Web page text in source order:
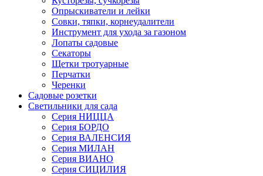
Опрыскиватели и лейки
Совки, тяпки, корнеудалители
Инструмент для ухода за газоном
Лопаты садовые
Секаторы
Щетки тротуарные
Перчатки
Черенки
Садовые розетки
Светильники для сада
Серия НИЦЦА
Серия БОРДО
Серия ВАЛЕНСИЯ
Серия МИЛАН
Серия ВИАНО
Серия СИЦИЛИЯ